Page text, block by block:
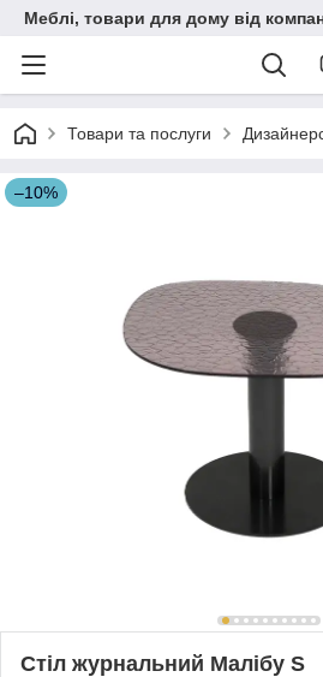
Меблі, товари для дому від
Товари та послуги
–10%
Стіл журнальний Малібу S